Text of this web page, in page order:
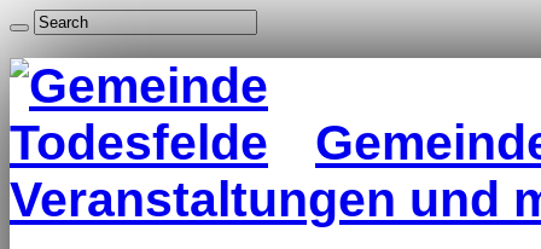
Veranstaltungen und